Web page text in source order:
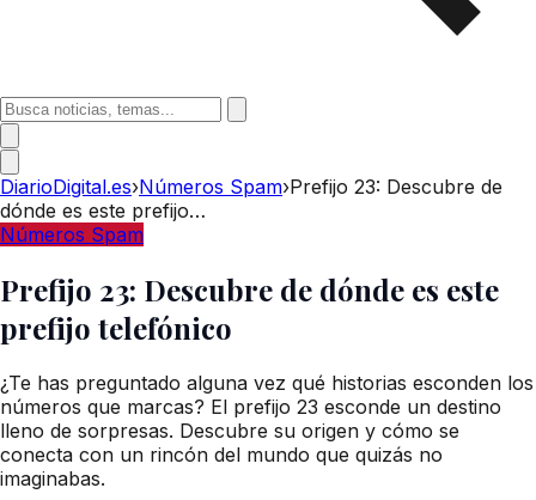
DiarioDigital.es›Números Spam›Prefijo 23: Descubre de
dónde es este prefijo…
Números Spam
Prefijo 23: Descubre de dónde es este
prefijo telefónico
¿Te has preguntado alguna vez qué historias esconden los
números que marcas? El prefijo 23 esconde un destino
lleno de sorpresas. Descubre su origen y cómo se
conecta con un rincón del mundo que quizás no
imaginabas.